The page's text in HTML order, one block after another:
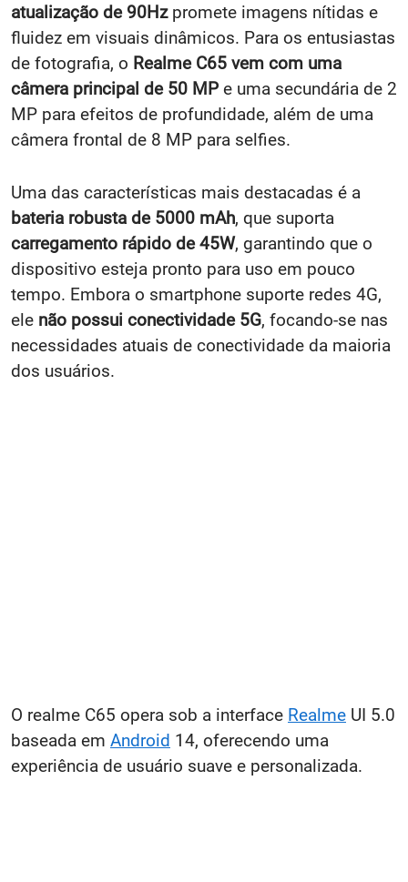
atualização de 90Hzpromete imagens nítidas e
fluidez em visuais dinâmicos. Para os entusiastas
de fotografia, o Realme C65 vem com uma
câmera principal de 50 MP e uma secundária de 2
MP para efeitos de profundidade, além de uma
câmera frontal de 8 MP para selfies.
Uma das características mais destacadas é a
bateria robusta de 5000 mAh, que suporta
carregamento rápido de 45W, garantindo que o
dispositivo esteja pronto para uso em pouco
tempo. Embora o smartphone suporte redes 4G,
ele não possui conectividade 5G, focando-se nas
necessidades atuais de conectividade da maioria
dos usuários.
O realme C65 opera sob a interface Realme UI 5.0
baseada em Android 14, oferecendo uma
experiência de usuário suave e personalizada.